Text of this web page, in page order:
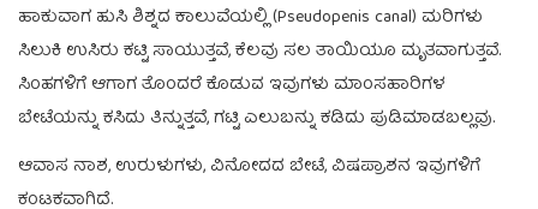
ಹಾಕುವಾಗ ಹುಸಿ ಶಿಶ್ನದ ಕಾಲುವೆಯಲ್ಲಿ (Pseudopenis canal) ಮರಿಗಳು
ಸಿಲುಕಿ ಉಸಿರು ಕಟ್ಟಿ ಸಾಯುತ್ತವೆ, ಕೆಲವು ಸಲ ತಾಯಿಯೂ ಮೃತವಾಗುತ್ತವೆ.
ಸಿಂಹಗಳಿಗೆ ಆಗಾಗ ತೊಂದರೆ ಕೊಡುವ ಇವುಗಳು ಮಾಂಸಹಾರಿಗಳ
ಬೇಟೆಯನ್ನು ಕಸಿದು ತಿನ್ನುತ್ತವೆ, ಗಟ್ಟಿ ಎಲುಬನ್ನು ಕಡಿದು ಪುಡಿಮಾಡಬಲ್ಲವು.
ಆವಾಸ ನಾಶ, ಉರುಳುಗಳು, ವಿನೋದದ ಬೇಟೆ, ವಿಷಪ್ರಾಶನ ಇವುಗಳಿಗೆ
ಕಂಟಕವಾಗಿದೆ.